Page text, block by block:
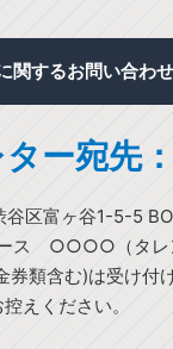
関するお問い合わ
ー宛先：
区富ヶ谷1-5-5
ース ○○○○（タレ
類含む)は受け付
えください。